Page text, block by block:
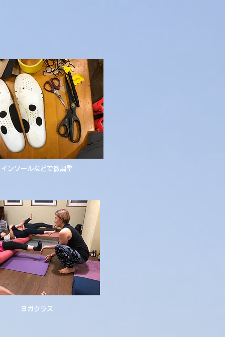
​インソールなどで微調整
ヨガクラス